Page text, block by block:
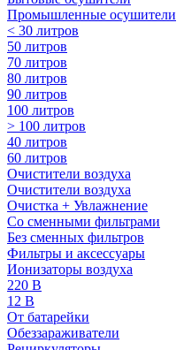
Промышленные осушители
< 30 литров
50 литров
70 литров
80 литров
90 литров
100 литров
> 100 литров
40 литров
60 литров
Очистители воздуха
Очистители воздуха
Очистка + Увлажнение
Cо сменными фильтрами
Без сменных фильтров
Фильтры и аксессуары
Ионизаторы воздуха
220 В
12 В
От батарейки
Обеззараживатели